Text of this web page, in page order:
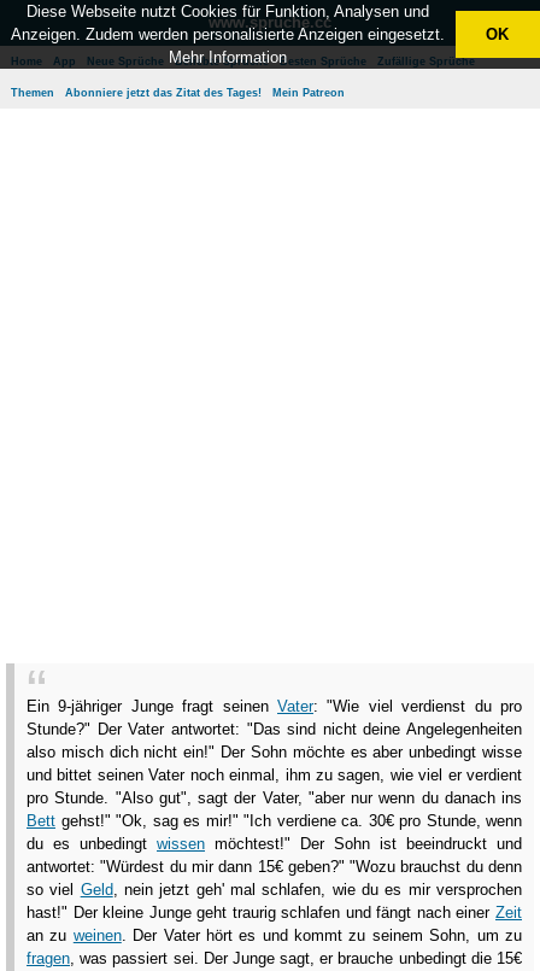
www.sprüche.cc
Home App Neue Sprüche Beliebte Sprüche Besten Sprüche Zufällige Sprüche
Themen Abonniere jetzt das Zitat des Tages! Mein Patreon
Ein 9-jähriger Junge fragt seinen Vater: "Wie viel verdienst du pro
Stunde?" Der Vater antwortet: "Das sind nicht deine Angelegenheiten
also misch dich nicht ein!" Der Sohn möchte es aber unbedingt wisse
und bittet seinen Vater noch einmal, ihm zu sagen, wie viel er verdient
pro Stunde. "Also gut", sagt der Vater, "aber nur wenn du danach ins
Bett gehst!" "Ok, sag es mir!" "Ich verdiene ca. 30€ pro Stunde, wenn
du es unbedingt wissen möchtest!" Der Sohn ist beeindruckt und
antwortet: "Würdest du mir dann 15€ geben?" "Wozu brauchst du denn
so viel Geld, nein jetzt geh' mal schlafen, wie du es mir versprochen
hast!" Der kleine Junge geht traurig schlafen und fängt nach einer Zeit
an zu weinen. Der Vater hört es und kommt zu seinem Sohn, um zu
fragen, was passiert sei. Der Junge sagt, er brauche unbedingt die 15€
Diese Webseite nutzt Cookies für Funktion, Analysen und
Anzeigen. Zudem werden personalisierte Anzeigen eingesetzt.
Mehr Information
OK